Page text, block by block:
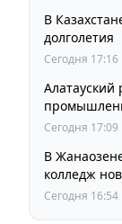
В
долголетия
Сегодня 17:16
Алатауский
Сегодня 17:09
В
колледж
Сегодня 16:54